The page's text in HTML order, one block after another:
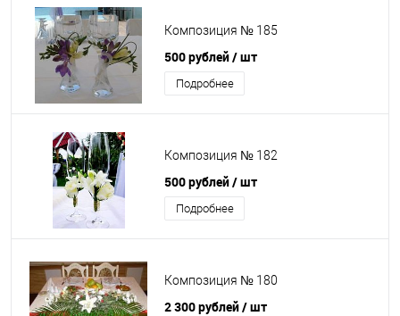
Композиция № 185
500 рублей/ шт
Подробнее
Композиция № 182
500 рублей/ шт
Подробнее
Композиция № 180
2 300 рублей/ шт